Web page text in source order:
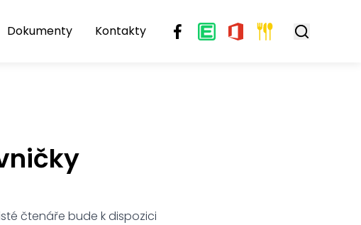
Dokumenty Kontakty
čtenáře bude k dispozici